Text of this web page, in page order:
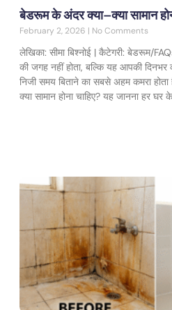
बेडरूम के अंदर क्या–क्या सामान
February 2, 2026 No Comments
लेखिका: सीमा बिश्नोई | कैटेगरी: बेडरूम/
की जगह नहीं होता, बल्कि यह आपकी
निजी समय बिताने का सबसे अहम कमरा
क्या सामान होना चाहिए? यह जानना हर घर